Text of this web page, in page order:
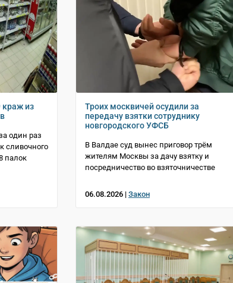
краж из
один раз
сливочного
палок
Троих москвичей осудили за
передачу взятки сотруднику
новгородского УФСБ
В Валдае суд вынес приговор трём
жителям Москвы за дачу взятку и
посредничество во взяточничестве
06.08.2026 | Закон